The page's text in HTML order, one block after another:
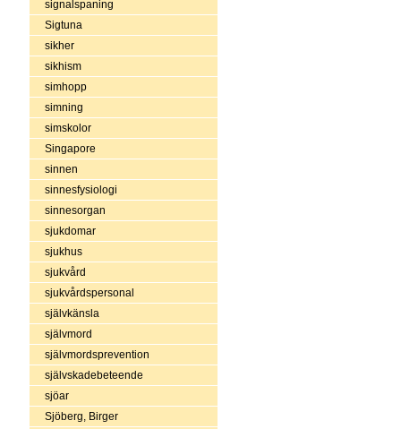
signalspaning
Sigtuna
sikher
sikhism
simhopp
simning
simskolor
Singapore
sinnen
sinnesfysiologi
sinnesorgan
sjukdomar
sjukhus
sjukvård
sjukvårdspersonal
självkänsla
självmord
självmordsprevention
självskadebeteende
sjöar
Sjöberg, Birger